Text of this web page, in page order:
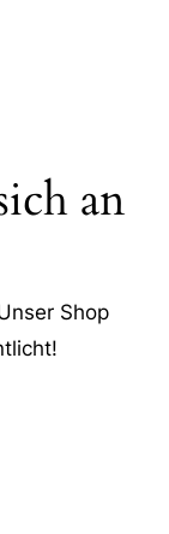
an
Shop